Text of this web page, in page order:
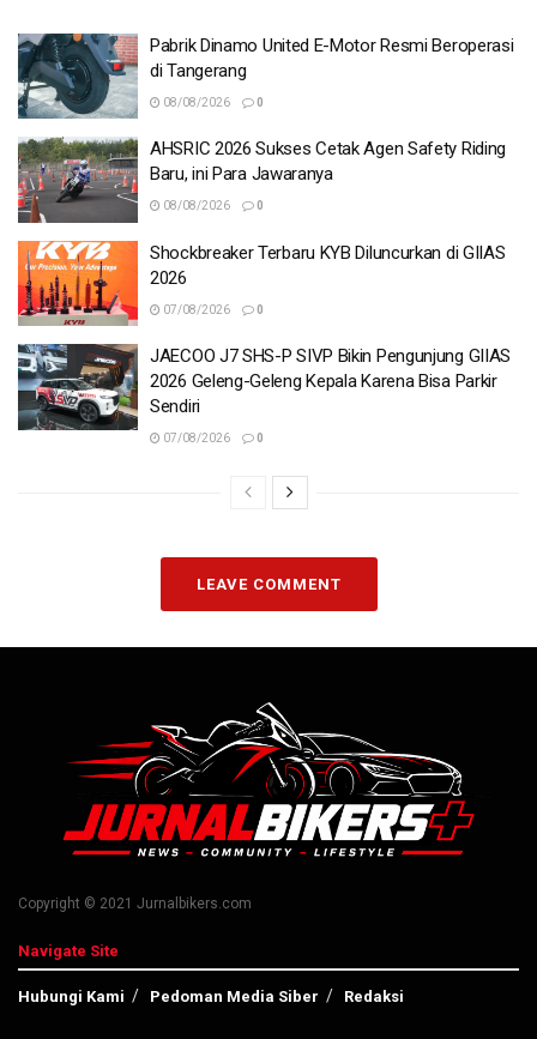
Pabrik Dinamo United E-Motor Resmi Beroperasi
di Tangerang
08/08/2026 0
AHSRIC 2026 Sukses Cetak Agen Safety Riding
Baru, ini Para Jawaranya
08/08/2026 0
Shockbreaker Terbaru KYB Diluncurkan di GIIAS
2026
07/08/2026 0
JAECOO J7 SHS-P SIVP Bikin Pengunjung GIIAS
2026 Geleng-Geleng Kepala Karena Bisa Parkir
Sendiri
07/08/2026 0
LEAVE COMMENT
Copyright © 2021 Jurnalbikers.com
Navigate Site
Hubungi Kami Pedoman Media Siber Redaksi